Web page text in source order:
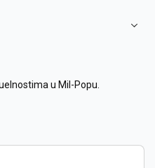
u Mil-Popu.